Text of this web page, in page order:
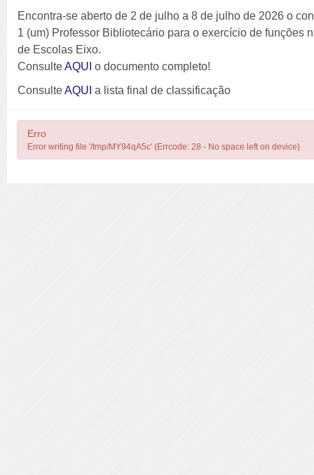
Encontra-se aberto de 2 de julho a 8 de julho de 2026 o
1 (um) Professor Bibliotecário para o exercício de funções
de Escolas Eixo.
ConsulteAQUI o documento completo!
ConsulteAQUI a lista final de classificação
Erro
Error writing file '/tmp/MY94qA5c' (Errcode: 28 - No space left on device)